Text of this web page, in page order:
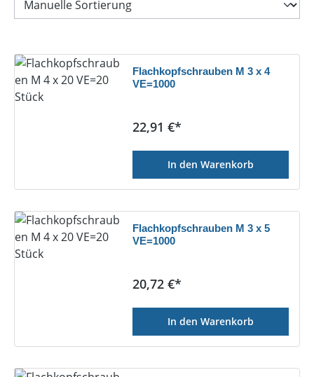
Flachkopfschrauben M 3 x 4
VE=1000
Regulärer Preis:
22,91 €*
In den Warenkorb
Flachkopfschrauben M 3 x 5
VE=1000
Regulärer Preis:
20,72 €*
In den Warenkorb